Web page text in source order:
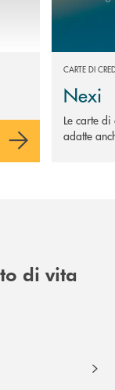
CARTE DI
Nexi
Le carte
adatte
di vita